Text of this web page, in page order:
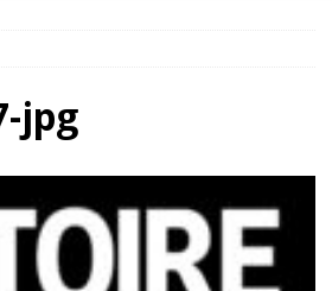
19 novembre 19h Salle Yvette Martinet
ACTUALITÉS
jpg